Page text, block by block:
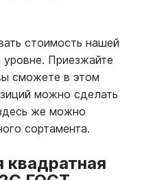
стоимость нашей
Приезжайте
сможете в этом
можно сделать
же можно
сортамента.
квадратная